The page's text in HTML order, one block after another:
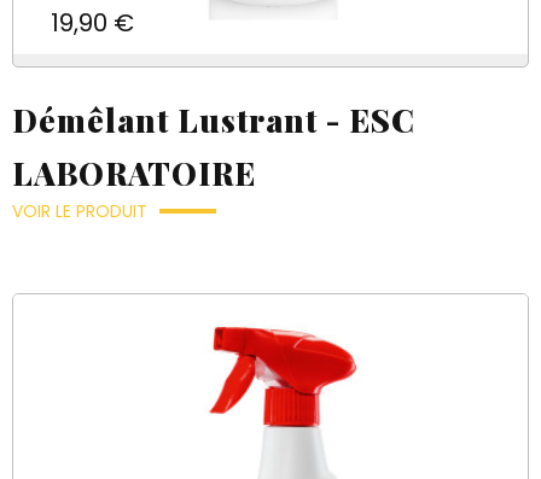
Prix
19,90 €
Démêlant Lustrant - ESC
LABORATOIRE
VOIR LE PRODUIT